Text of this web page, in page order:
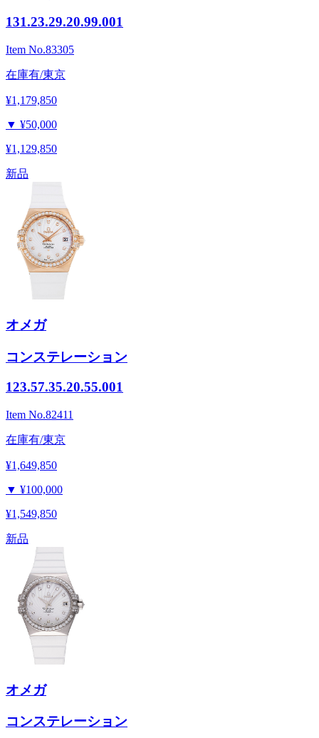
131.23.29.20.99.001
Item No.83305
在庫有/東京
¥1,179,850
▼ ¥50,000
¥1,129,850
新品
オメガ
コンステレーション
123.57.35.20.55.001
Item No.82411
在庫有/東京
¥1,649,850
▼ ¥100,000
¥1,549,850
新品
オメガ
コンステレーション